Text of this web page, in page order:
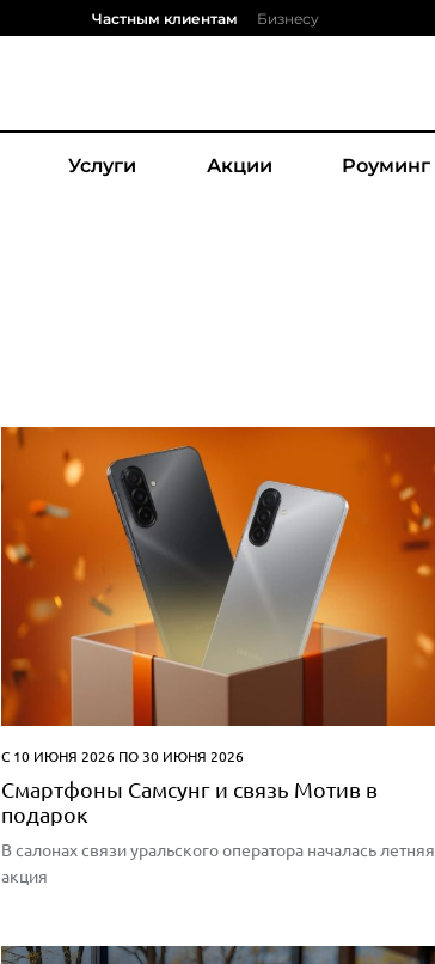
Частным клиентам Бизнесу
Услуги Акции Роуминг
С 10 ИЮНЯ 2026 ПО 30 ИЮНЯ 2026
Смартфоны Самсунг и связь Мотив в
подарок
В салонах связи уральского оператора началась летняя
акция